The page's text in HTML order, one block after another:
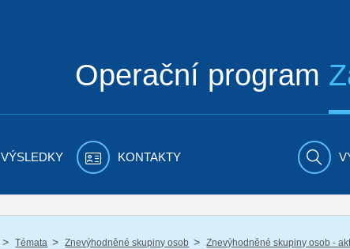
Operační program
VÝSLEDKY KONTAKTY
/ Témata / Znevýhodněné skupiny osob / Znevýhodněné skupiny osob -